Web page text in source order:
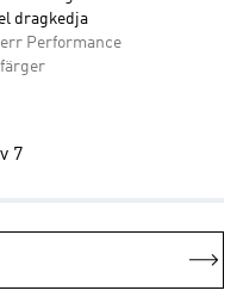
dragkedja
Performance
färger
7